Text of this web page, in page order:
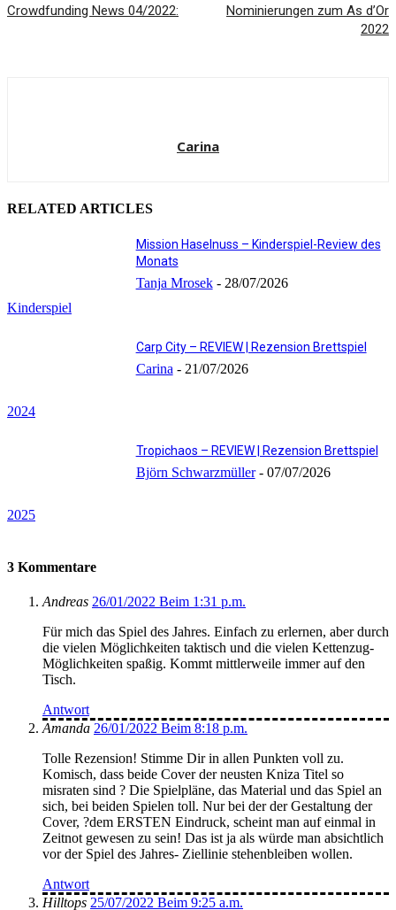
Crowdfunding News 04/2022:
Nominierungen zum As d’Or
2022
Carina
RELATED ARTICLES
Kinderspiel
Mission Haselnuss – Kinderspiel-Review des
Monats
Tanja Mrosek - 28/07/2026
2024
Carp City – REVIEW | Rezension Brettspiel
Carina - 21/07/2026
2025
Tropichaos – REVIEW | Rezension Brettspiel
Björn Schwarzmüller - 07/07/2026
3 Kommentare
Andreas 26/01/2022 Beim 1:31 p.m.
Für mich das Spiel des Jahres. Einfach zu erlernen, aber durch
die vielen Möglichkeiten taktisch und die vielen Kettenzug-
Möglichkeiten spaßig. Kommt mittlerweile immer auf den
Tisch.
Antwort
Amanda 26/01/2022 Beim 8:18 p.m.
Tolle Rezension! Stimme Dir in allen Punkten voll zu.
Komisch, dass beide Cover der neusten Kniza Titel so
misraten sind ? Die Spielpläne, das Material und das Spiel an
sich, bei beiden Spielen toll. Nur bei der der Gestaltung der
Cover, ?dem ERSTEN Eindruck, scheint man auf einmal in
Zeitnot gewesen zu sein! Das ist ja als würde man absichtlich
vor der Spiel des Jahres- Ziellinie stehenbleiben wollen.
Antwort
Hilltops 25/07/2022 Beim 9:25 a.m.